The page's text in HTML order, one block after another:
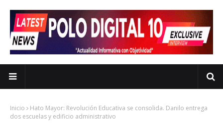
Inicio
Hato Mayor: Revolución Educativa se consolida. Danilo entrega
dos escuelas y edificio administrativo